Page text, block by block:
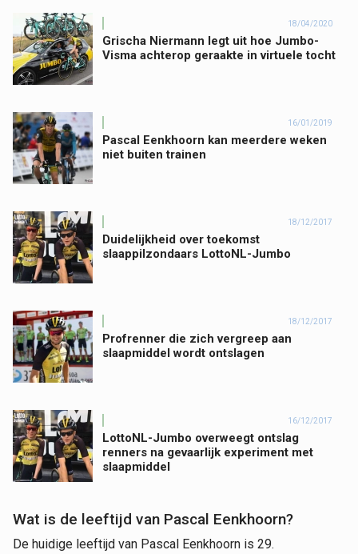
18/04/2020
Grischa Niermann legt uit hoe Jumbo-
Visma achterop geraakte in virtuele tocht
16/01/2019
Pascal Eenkhoorn kan meerdere weken
niet buiten trainen
18/12/2017
Duidelijkheid over toekomst
slaappilzondaars LottoNL-Jumbo
18/12/2017
Profrenner die zich vergreep aan
slaapmiddel wordt ontslagen
16/12/2017
LottoNL-Jumbo overweegt ontslag
renners na gevaarlijk experiment met
slaapmiddel
Wat is de leeftijd van Pascal Eenkhoorn?
De huidige leeftijd van Pascal Eenkhoorn is 29.